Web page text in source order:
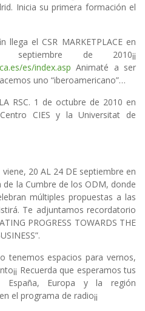
Inicia su primera formación el
el CSR MARKETPLACE en
de 2010¡¡
es/index.asp Animaté a ser
uno “iberoamericano”…
RSC. 1 de octubre de 2010 en
CIES y la Universitat de
20 AL 24 DE septiembre en
la Cumbre de los ODM, donde
múltiples propuestas a las
Te adjuntamos recordatorio
PROGRESS TOWARDS THE
tenemos espacios para vernos,
Recuerda que esperamos tus
España, Europa y la región
el programa de radio¡¡